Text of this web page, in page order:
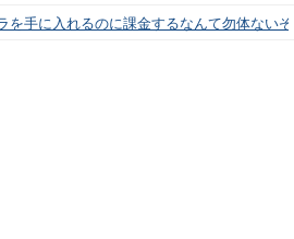
を手に入れるのに課金するなんて勿体ない